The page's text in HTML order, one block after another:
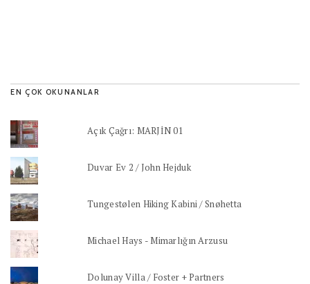
EN ÇOK OKUNANLAR
Açık Çağrı: MARJİN 01
Duvar Ev 2 / John Hejduk
Tungestølen Hiking Kabini / Snøhetta
Michael Hays - Mimarlığın Arzusu
Dolunay Villa / Foster + Partners